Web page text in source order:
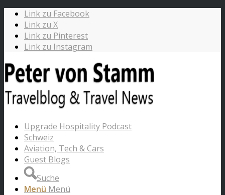
Link zu Facebook
Link zu X
Link zu Pinterest
Link zu Instagram
Upgrade Hospitality Podcast
Schweiz
Aviation, Tech & Cars
Guest Blogs
Suche
Menü Menü